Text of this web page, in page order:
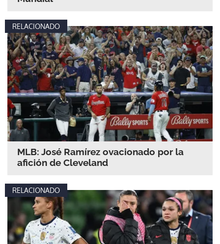
RELACIONADO
MLB: José Ramírez ovacionado por la
afición de Cleveland
RELACIONADO